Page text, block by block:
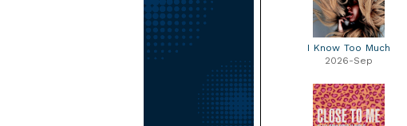
I Know Too Much
2026-Sep